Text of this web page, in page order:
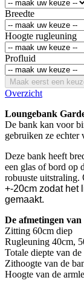
Breedte
Hoogte rugleuning
Profluid
Maak eerst een
Overzicht
Loungebank
De bank kan voor
gebruiken ze echter
Deze bank heeft
een glas of bord op
robuuste uitstraling.
+-20cm zodat het
gemaakt.
De afmetingen
Zitting 60cm diep
Rugleuning 40cm,
Totale diepte van
Zithoogte van de
Hoogte van de